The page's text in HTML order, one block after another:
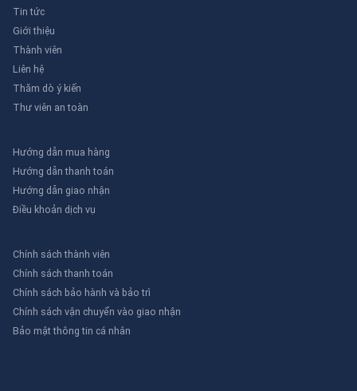
Tin tức
Giới thiệu
Thành viên
Liên hệ
Thăm dò ý kiến
Thư viên an toàn
Hướng dẫn mua hàng
Hướng dẫn thanh toán
Hướng dẫn giao nhận
Điều khoản dịch vụ
Chính sách thành viên
Chính sách thanh toán
Chính sách bảo hành và bảo trì
Chính sách vận chuyển vào giao nhận
Bảo mật thông tin cá nhân